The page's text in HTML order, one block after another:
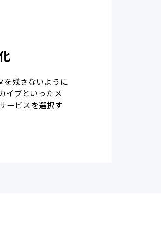
を残さないように
イブといったメ
ービスを選択す